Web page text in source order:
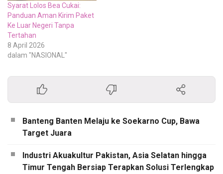
Syarat Lolos Bea Cukai:
Panduan Aman Kirim Paket
Ke Luar Negeri Tanpa
Tertahan
8 April 2026
dalam "NASIONAL"
Banteng Banten Melaju ke Soekarno Cup, Bawa
Target Juara
Industri Akuakultur Pakistan, Asia Selatan hingga
Timur Tengah Bersiap Terapkan Solusi Terlengkap